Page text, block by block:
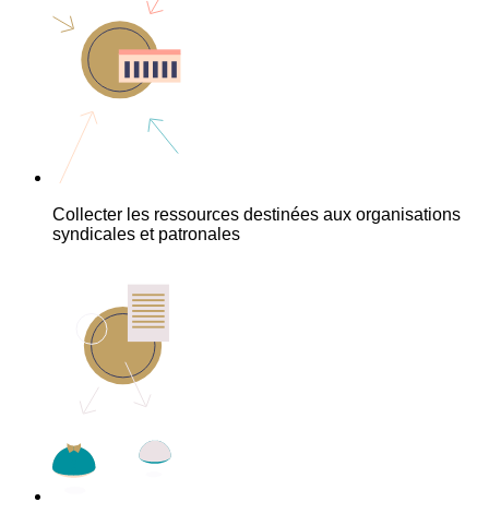
Collecter les ressources destinées aux organisations
syndicales et patronales